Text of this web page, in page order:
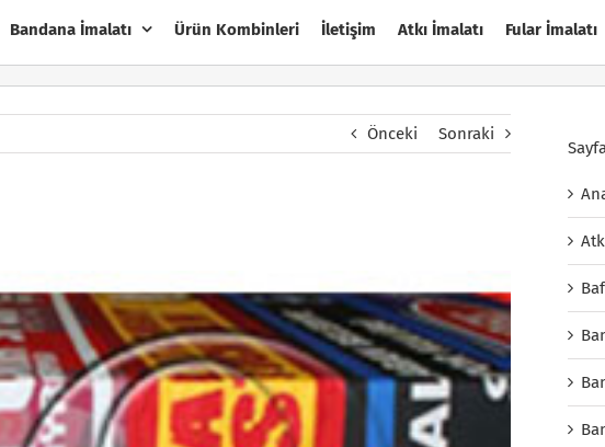
Bandana İmalatı Ürün Kombinleri İletişim Atkı İmalatı Fular İmalatı
Önceki Sonraki